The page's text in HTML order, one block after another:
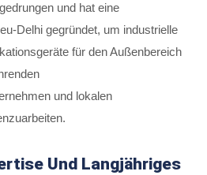
und hat eine
Delhi gegründet, um industrielle
für den Außenbereich
und lokalen
Und Langjähriges